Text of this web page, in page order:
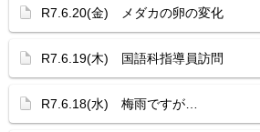
R7.6.20(金) メダカの卵の変化
R7.6.19(木) 国語科指導員訪問
R7.6.18(水) 梅雨ですが…